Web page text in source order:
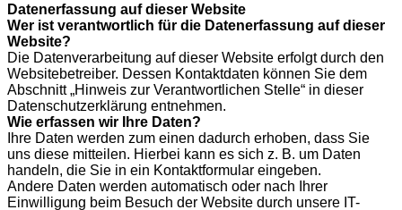
Datenerfassung auf dieser Website
Wer ist verantwortlich für die Datenerfassung auf dieser
Website?
Die Datenverarbeitung auf dieser Website erfolgt durch den
Websitebetreiber. Dessen Kontaktdaten können Sie dem
Abschnitt „Hinweis zur Verantwortlichen Stelle“ in dieser
Datenschutzerklärung entnehmen.
Wie erfassen wir Ihre Daten?
Ihre Daten werden zum einen dadurch erhoben, dass Sie
uns diese mitteilen. Hierbei kann es sich z. B. um Daten
handeln, die Sie in ein Kontaktformular eingeben.
Andere Daten werden automatisch oder nach Ihrer
Einwilligung beim Besuch der Website durch unsere IT-